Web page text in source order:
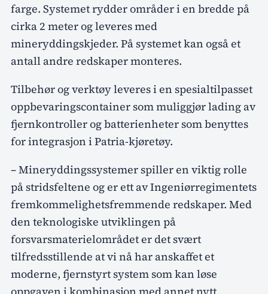
farge. Systemet rydder områder i en bredde på
cirka 2 meter og leveres med
mineryddingskjeder. På systemet kan også et
antall andre redskaper monteres.
Tilbehør og verktøy leveres i en spesialtilpasset
oppbevaringscontainer som muliggjør lading av
fjernkontroller og batterienheter som benyttes
for integrasjon i Patria-kjøretøy.
– Mineryddingssystemer spiller en viktig rolle
på stridsfeltene og er ett av Ingeniørregimentets
fremkommelighetsfremmende redskaper. Med
den teknologiske utviklingen på
forsvarsmaterielområdet er det svært
tilfredsstillende at vi nå har anskaffet et
moderne, fjernstyrt system som kan løse